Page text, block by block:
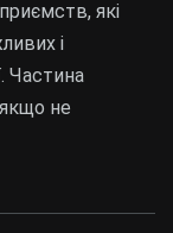
які
і
Частина
не